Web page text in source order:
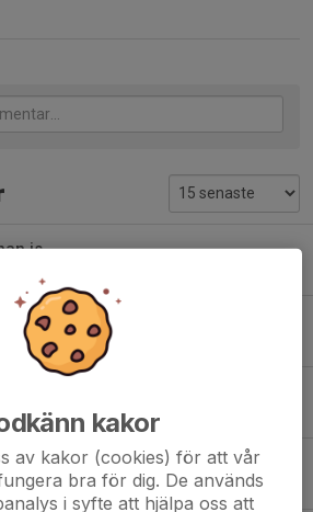
is
0
0
Cup
0
kakor
av kakor (cookies) för att vår
bra för dig. De används
i syfte att hjälpa oss att